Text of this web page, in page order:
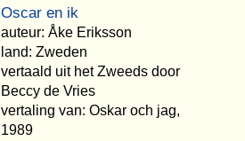
Oscar en ik
auteur: Åke Eriksson
land: Zweden
vertaald uit het Zweeds door
Beccy de Vries
vertaling van: Oskar och jag,
1989